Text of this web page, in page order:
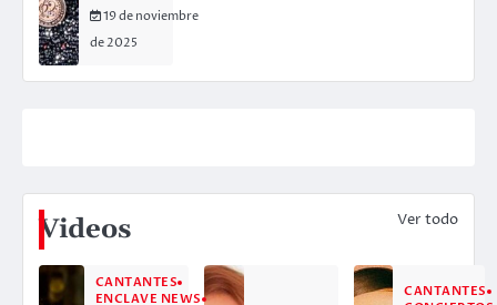
19 de noviembre
de 2025
Videos Ver todo
CANTANTES
ENCLAVE NEWS
CANTANTES